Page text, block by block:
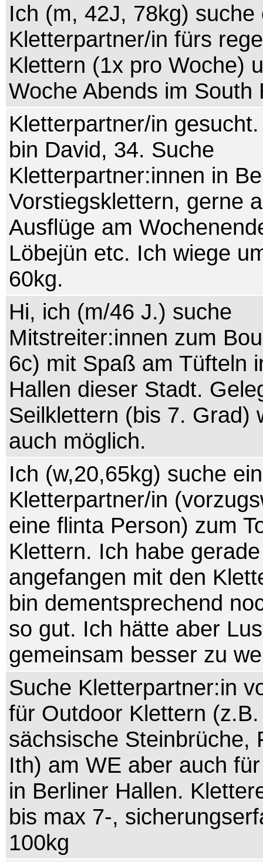
Ich (m, 42J, 78kg) suche
Kletterpartner/in fürs
Klettern (1x pro Woche)
Woche Abends im South
Kletterpartner/in
bin David, 34. Suche
Kletterpartner:innen in
Vorstiegsklettern, gerne
Ausflüge am
Löbejün etc. Ich wiege
60kg.
Hi, ich (m/46 J.) suche
Mitstreiter:innen zum
6c) mit Spaß am Tüfteln
Hallen dieser Stadt.
Seilklettern (bis 7. Grad)
auch möglich.
Ich (w,20,65kg) suche
Kletterpartner/in
eine flinta Person) zum
Klettern. Ich habe
angefangen mit den
bin dementsprechend
so gut. Ich hätte aber
gemeinsam besser zu
Suche Kletterpartner:in
für Outdoor Klettern (z.B.
sächsische Steinbrüche,
Ith) am WE aber auch
in Berliner Hallen.
bis max 7-,
100kg